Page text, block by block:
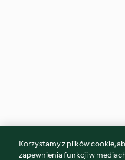
Może
Korzystamy z plików cookie,
zapewnienia funkcji w